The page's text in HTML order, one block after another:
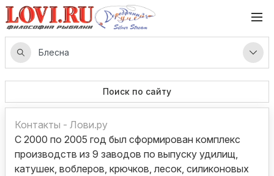
Поиск по сайту
Контакты - Лови.ру
С 2000 по 2005 год был сформирован комплекс
производств из 9 заводов по выпуску удилищ,
катушек, воблеров, крючков, лесок, силиконовых